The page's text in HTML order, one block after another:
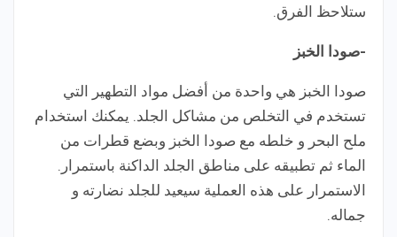
ستلاحظ الفرق.
-صودا الخبز
صودا الخبز هي واحدة من أفضل مواد التطهير التي
تستخدم في التخلص من مشاكل الجلد. يمكنك استخدام
ملح البحر و خلطه مع صودا الخبز وبضع قطرات من
الماء ثم تطبيقه على مناطق الجلد الداكنة باستمرار.
الاستمرار على هذه العملية سيعيد للجلد نضارته و
جماله.